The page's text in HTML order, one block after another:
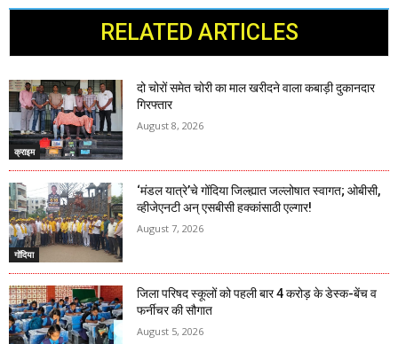
RELATED ARTICLES
क्राइम
दो चोरों समेत चोरी का माल खरीदने वाला कबाड़ी दुकानदार
गिरफ्तार
August 8, 2026
गोंदिया
‘मंडल यात्रे’चे गोंदिया जिल्ह्यात जल्लोषात स्वागत; ओबीसी,
व्हीजेएनटी अन् एसबीसी हक्कांसाठी एल्गार!
August 7, 2026
जिला परिषद स्कूलों को पहली बार 4 करोड़ के डेस्क-बेंच व
फर्नीचर की सौगात
August 5, 2026